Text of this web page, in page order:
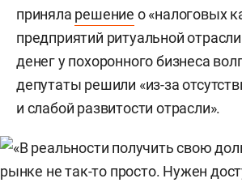
приняла решение о «налоговых
предприятий ритуальной
денег у похоронного бизнеса
депутаты решили «из-за
и слабой развитости отрасли».